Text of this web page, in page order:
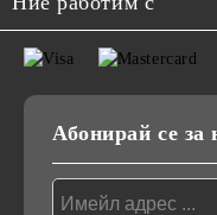
Абонирай се